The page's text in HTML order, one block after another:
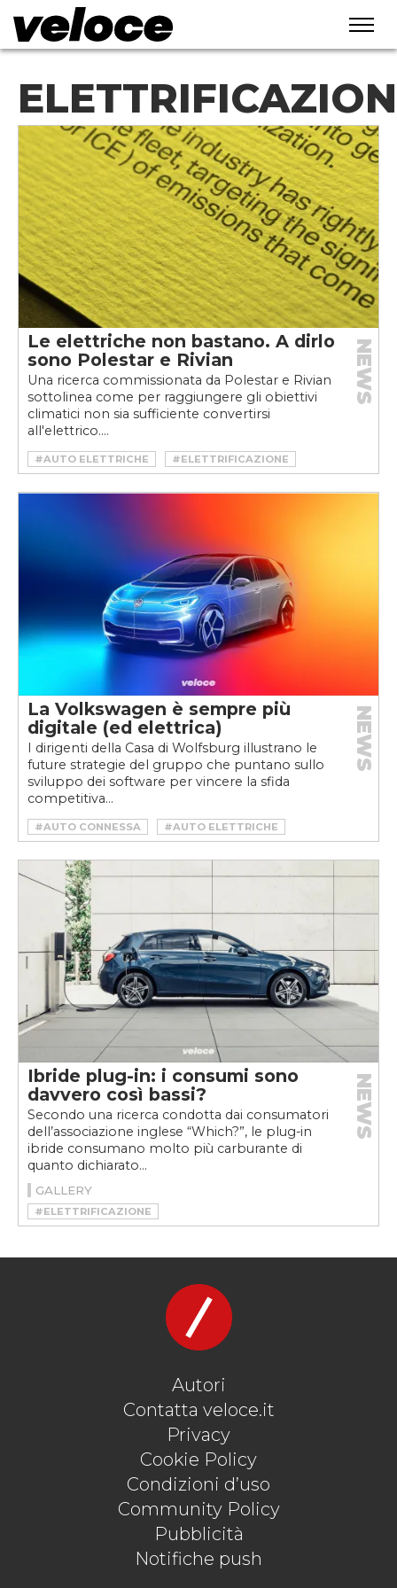
Le elettriche non bastano. A dirlo
sono Polestar e Rivian
Una ricerca commissionata da Polestar e Rivian
sottolinea come per raggiungere gli obiettivi
climatici non sia sufficiente convertirsi
all'elettrico....
NEWS
#AUTO ELETTRICHE
#ELETTRIFICAZIONE
#EV
#KEARNEY #POLESTAR
#RIVIAN
#SOSTENIBILITÀ
#VELOCEKW
La Volkswagen è sempre più
digitale (ed elettrica)
I dirigenti della Casa di Wolfsburg illustrano le
future strategie del gruppo che puntano sullo
sviluppo dei software per vincere la sfida
competitiva...
NEWS
#AUTO CONNESSA
#AUTO ELETTRICHE
#DIGITAL
#ELETTRIFICAZIONE
#EV
#VELOCEKW
#VOLKSWAGEN
#VOLKSWAGEN ID
Ibride plug-in: i consumi sono
davvero così bassi?
Secondo una ricerca condotta dai consumatori
dell’associazione inglese “Which?”, le plug-in
ibride consumano molto più carburante di
quanto dichiarato...
NEWS
GALLERY
#ELETTRIFICAZIONE
#IBRIDE PLUG-IN CONSUMI
Autori
Contatta veloce.it
Privacy
Cookie Policy
Condizioni d’uso
Community Policy
Pubblicità
Notifiche push